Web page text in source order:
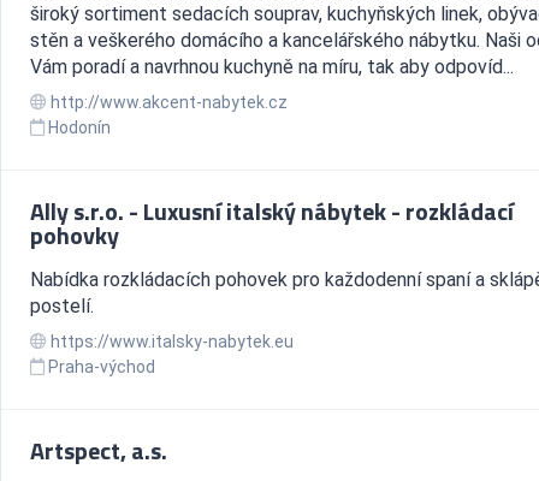
široký sortiment sedacích souprav, kuchyňských linek,
stěn a veškerého domácího a kancelářského nábytku. Naši
Vám poradí a navrhnou kuchyně na míru, tak aby odpovíd...
http://www.akcent-nabytek.cz
Hodonín
Ally s.r.o. - Luxusní italský nábytek - rozkládací
pohovky
Nabídka rozkládacích pohovek pro každodenní spaní a
postelí.
https://www.italsky-nabytek.eu
Praha-východ
Artspect, a.s.